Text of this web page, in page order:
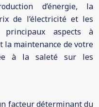
d’énergie, la
de l’électricité et les
aspects à
la maintenance de votre
à la saleté sur les
facteur déterminant du